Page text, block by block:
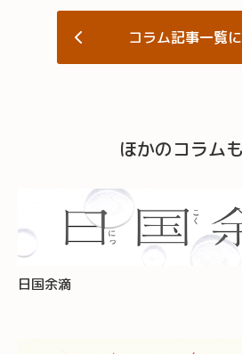
コラム記事一覧
ほかのコラム
日国余滴